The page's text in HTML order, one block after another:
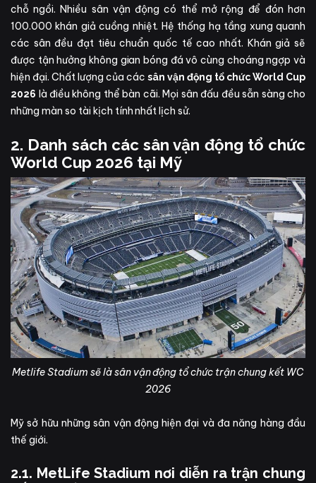
chỗ ngồi. Nhiều sân vận động có thể mở rộng để đón hơn
100.000 khán giả cuồng nhiệt. Hệ thống hạ tầng xung quanh
các sân đều đạt tiêu chuẩn quốc tế cao nhất. Khán giả sẽ
được tận hưởng không gian bóng đá vô cùng choáng ngợp và
hiện đại. Chất lượng của các sân vận động tổ chức World Cup
2026 là điều không thể bàn cãi. Mọi sân đấu đều sẵn sàng cho
những màn so tài kịch tính nhất lịch sử.
2. Danh sách các sân vận động tổ chức
World Cup 2026 tại Mỹ
Metlife Stadium sẽ là sân vận động tổ chức trận chung kết WC
2026
Mỹ sở hữu những sân vận động hiện đại và đa năng hàng đầu
thế giới.
2.1. MetLife Stadium nơi diễn ra trận chung